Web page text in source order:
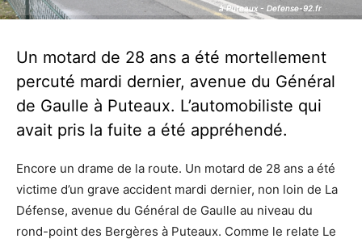
à Puteaux - Defense-92.fr
à Puteaux - Defense-92.fr
Un motard de 28 ans a été mortellement
percuté mardi dernier, avenue du Général
de Gaulle à Puteaux. L’automobiliste qui
avait pris la fuite a été appréhendé.
Encore un drame de la route. Un motard de 28 ans a été
victime d’un grave accident mardi dernier, non loin de La
Défense, avenue du Général de Gaulle au niveau du
rond-point des Bergères à Puteaux. Comme le relate Le